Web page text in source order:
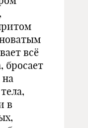
всё
бросает
на
в